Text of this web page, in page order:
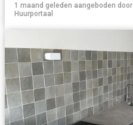
1 maand geleden aangeboden door
Huurportaal